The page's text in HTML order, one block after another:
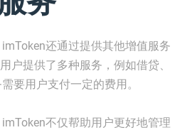
还通过提供其他增值服务
户提供了多种服务，例如借贷、
要用户支付一定的费用。
不仅帮助用户更好地管理